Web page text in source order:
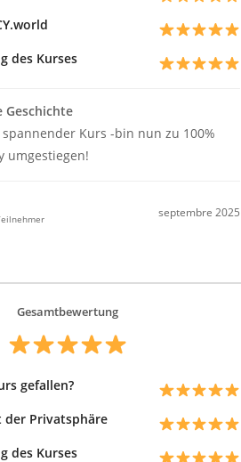
des Kurses
Geschichte
Kurs -bin nun zu 100%
umgestiegen!
septembre 2025
Gesamtbewertung
gefallen?
Privatsphäre
des Kurses